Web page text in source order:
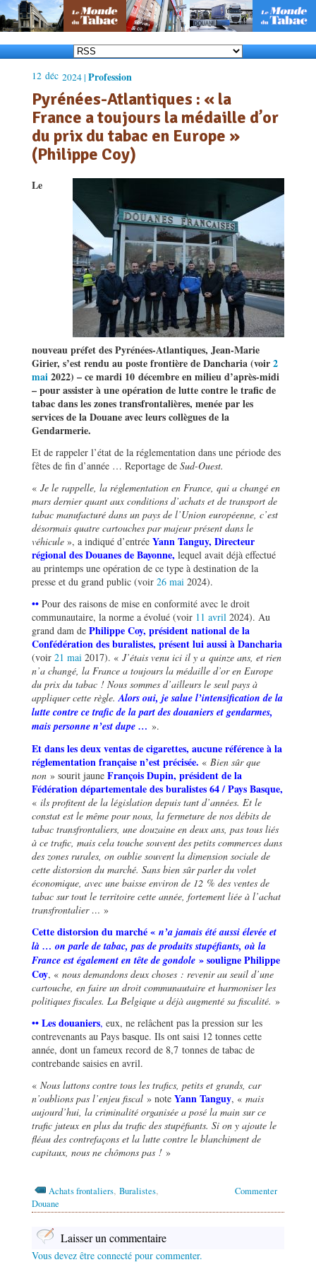
12 déc 2024 | Profession
Pyrénées-Atlantiques : « la
France a toujours la médaille d’or
du prix du tabac en Europe »
(Philippe Coy)
Le
nouveau préfet des Pyrénées-Atlantiques, Jean-Marie
Girier, s’est rendu au poste frontière de Dancharia (voir2
mai2022) – ce mardi 10 décembre en milieu d’après-midi
– pour assister à une opération de lutte contre le trafic de
tabac dans les zones transfrontalières, menée par les
services de la Douane avec leurs collègues de la
Gendarmerie.
Et de rappeler l’état de la réglementation dans une période des
fêtes de fin d’année … Reportage de Sud-Ouest.
« Je le rappelle, la réglementation en France, qui a changé en
mars dernier quant aux conditions d’achats et de transport de
tabac manufacturé dans un pays de l’Union européenne, c’est
désormais quatre cartouches par majeur présent dans le
véhicule », a indiqué d’entrée Yann Tanguy, Directeur
régional des Douanes de Bayonne, lequel avait déjà effectué
au printemps une opération de ce type à destination de la
presse et du grand public (voir 26 mai 2024).
•• Pour des raisons de mise en conformité avec le droit
communautaire, la norme a évolué (voir 11 avril 2024). Au
grand dam de Philippe Coy, président national de la
Confédération des buralistes, présent lui aussi àDancharia
(voir 21 mai 2017). « J’étais venu ici il y a quinze ans, et rien
n’a changé, la France a toujours la médaille d’or en Europe
du prix du tabac ! Nous sommes d’ailleurs le seul pays à
appliquer cette règle. Alors oui, je salue l’intensification de la
lutte contre ce trafic de la part des douaniers et gendarmes,
mais personne n’est dupe … ».
Et dans les deux ventas de cigarettes, aucune référence à la
réglementation française n’est précisée. « Bien sûr que
non » sourit jaune François Dupin, président de la
Fédération départementale des buralistes 64 / Pays Basque,
« ils profitent de la législation depuis tant d’années. Et le
constat est le même pour nous, la fermeture de nos débits de
tabac transfrontaliers, une douzaine en deux ans, pas tous liés
à ce trafic, mais cela touche souvent des petits commerces dans
des zones rurales, on oublie souvent la dimension sociale de
cette distorsion du marché. Sans bien sûr parler du volet
économique, avec une baisse environ de 12 % des ventes de
tabac sur tout le territoire cette année, fortement liée à l’achat
transfrontalier … »
Cette distorsion du marché « n’a jamais été aussi élevée et
là … on parle de tabac, pas de produits stupéfiants, où la
France est également en tête de gondole »souligne Philippe
Coy, « nous demandons deux choses : revenir au seuil d’une
cartouche, en faire un droit communautaire et harmoniser les
politiques fiscales. La Belgique a déjà augmenté sa fiscalité. »
•• Les douaniers, eux, ne relâchent pas la pression sur les
contrevenants au Pays basque. Ils ont saisi 12 tonnes cette
année, dont un fameux record de 8,7 tonnes de tabac de
contrebande saisies en avril.
« Nous luttons contre tous les trafics, petits et grands, car
n’oublions pas l’enjeu fiscal » note Yann Tanguy, « mais
aujourd’hui, la criminalité organisée a posé la main sur ce
trafic juteux en plus du trafic des stupéfiants. Si on y ajoute le
fléau des contrefaçons et la lutte contre le blanchiment de
capitaux, nous ne chômons pas ! »
Commenter
Achats frontaliers, Buralistes,
Douane
Laisser un commentaire
Vous devez être connecté pour commenter.